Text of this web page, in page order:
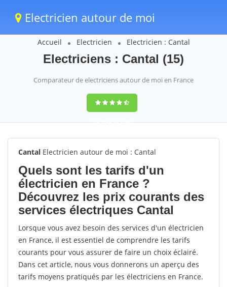
Electricien autour de moi
Accueil Electricien Electricien : Cantal
Electriciens : Cantal (15)
Comparateur de electriciens autour de moi en France
9,6(100%)1388
votes
Cantal Electricien autour de moi : Cantal
Quels sont les tarifs d'un
électricien en France ?
Découvrez les prix courants des
services électriques Cantal
Lorsque vous avez besoin des services d'un électricien
en France, il est essentiel de comprendre les tarifs
courants pour vous assurer de faire un choix éclairé.
Dans cet article, nous vous donnerons un aperçu des
tarifs moyens pratiqués par les électriciens en France.